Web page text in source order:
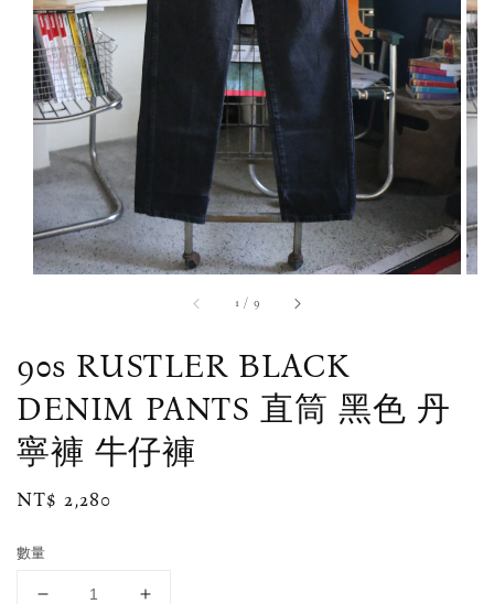
1 / 9
90s RUSTLER BLACK
DENIM PANTS 直筒 黑色 丹
寧褲 牛仔褲
Regular
NT$ 2,280
數量